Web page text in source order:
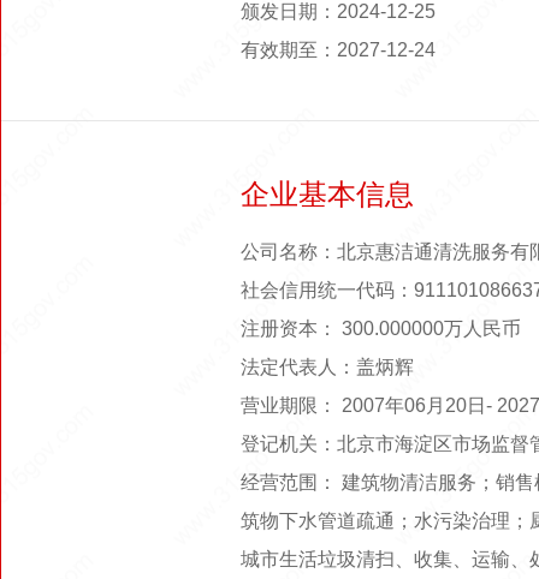
颁发日期：2024-12-25
有效期至：2027-12-24
企业基本信息
公司名称：北京惠洁通清洗服务有
社会信用统一代码：
注册资本： 300.000000万人民币
法定代表人：盖炳辉
营业期限： 2007年06月20日-
登记机关：北京市海淀区市场监督
经营范围： 建筑物清洁服务；销
筑物下水管道疏通；水污染治理
城市生活垃圾清扫、收集、运输